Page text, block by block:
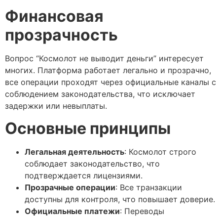
Финансовая
прозрачность
Вопрос “Космолот не выводит деньги” интересует
многих. Платформа работает легально и прозрачно,
все операции проходят через официальные каналы с
соблюдением законодательства, что исключает
задержки или невыплаты.
Основные принципы
Легальная деятельность: Космолот строго
соблюдает законодательство, что
подтверждается лицензиями.
Прозрачные операции: Все транзакции
доступны для контроля, что повышает доверие.
Официальные платежи: Переводы